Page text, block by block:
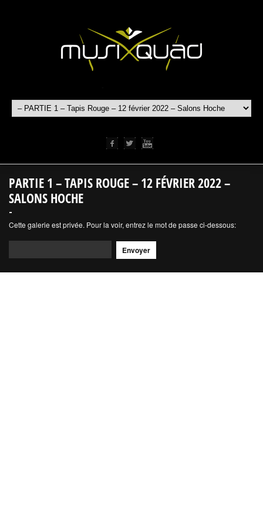
PARTIE 1 – TAPIS ROUGE – 12 FÉVRIER 2022 –
SALONS HOCHE
Cette galerie est privée. Pour la voir, entrez le mot de passe ci-dessous: